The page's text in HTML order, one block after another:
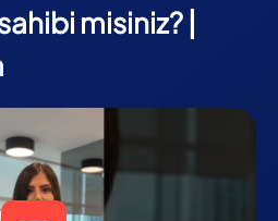
misiniz? |